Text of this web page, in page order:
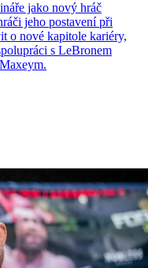
jako nový hráč
jeho postavení při
o nové kapitole kariéry,
s LeBronem